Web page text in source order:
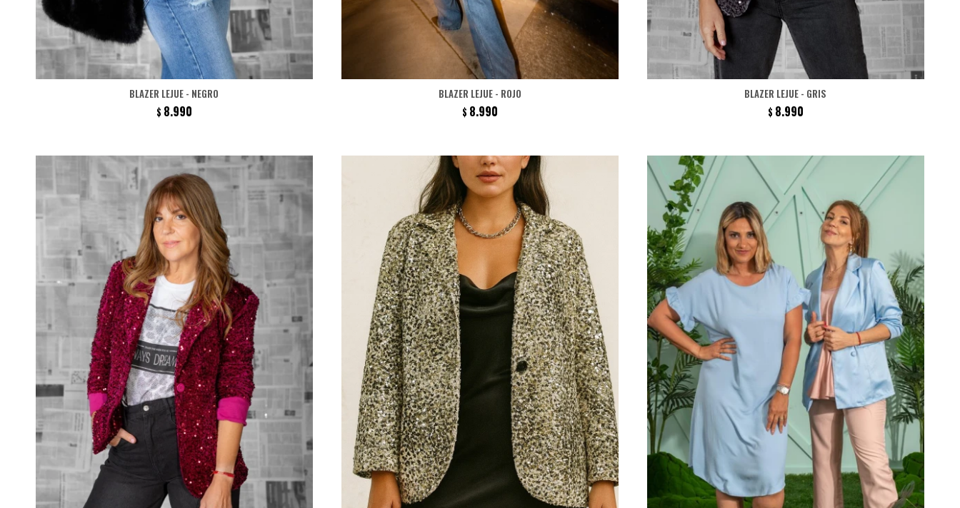
BLAZER LEJUE - NEGRO
$ 8.990
BLAZER LEJUE - ROJO
$ 8.990
BLAZER LEJUE - GRIS
$ 8.990